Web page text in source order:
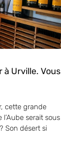
à Urville. Vous
cette grande
serait sous
Son désert si